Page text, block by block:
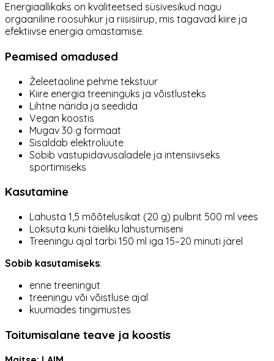
Energiaallikaks on kvaliteetsed süsivesikud nagu
orgaaniline roosuhkur ja riisisiirup, mis tagavad kiire ja
efektiivse energia omastamise.
Peamised omadused
Želeetaoline pehme tekstuur
Kiire energia treeninguks ja võistlusteks
Lihtne närida ja seedida
Vegan koostis
Mugav 30 g formaat
Sisaldab elektrolüüte
Sobib vastupidavusaladele ja intensiivseks
sportimiseks
Kasutamine
Lahusta 1,5 mõõtelusikat (20 g) pulbrit 500 ml vees
Loksuta kuni täieliku lahustumiseni
Treeningu ajal tarbi 150 ml iga 15–20 minuti järel
Sobib kasutamiseks:
enne treeningut
treeningu või võistluse ajal
kuumades tingimustes
Toitumisalane teave ja koostis